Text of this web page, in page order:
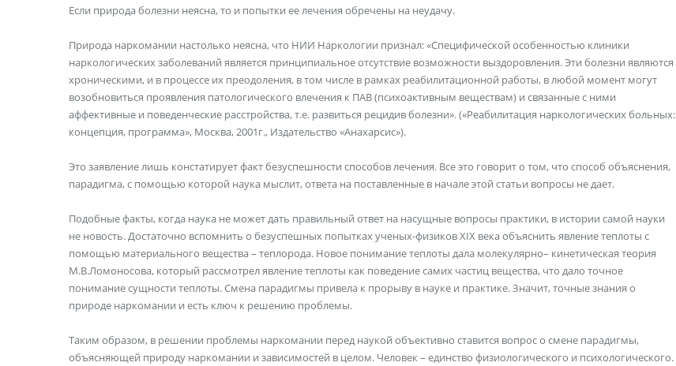
Если природа болезни неясна, то и попытки ее лечения обречены на неудачу.
Природа наркомании настолько неясна, что НИИ Наркологии признал: «Специфической особенностью клиники
наркологических заболеваний является принципиальное отсутствие возможности выздоровления. Эти болезни являются
хроническими, и в процессе их преодоления, в том числе в рамках реабилитационной работы, в любой момент могут
возобновиться проявления патологического влечения к ПАВ (психоактивным веществам) и связанные с ними
аффективные и поведенческие расстройства, т.е. развиться рецидив болезни». («Реабилитация наркологических больных:
концепция, программа», Москва, 2001г., Издательство «Анахарсис»).
Это заявление лишь констатирует факт безуспешности способов лечения. Все это говорит о том, что способ объяснения,
парадигма, с помощью которой наука мыслит, ответа на поставленные в начале этой статьи вопросы не дает.
Подобные факты, когда наука не может дать правильный ответ на насущные вопросы практики, в истории самой науки
не новость. Достаточно вспомнить о безуспешных попытках ученых-физиков ХIХ века объяснить явление теплоты с
помощью материального вещества – теплорода. Новое понимание теплоты дала молекулярно– кинетическая теория
М.В.Ломоносова, который рассмотрел явление теплоты как поведение самих частиц вещества, что дало точное
понимание сущности теплоты. Смена парадигмы привела к прорыву в науке и практике. Значит, точные знания о
природе наркомании и есть ключ к решению проблемы.
Таким образом, в решении проблемы наркомании перед наукой объективно ставится вопрос о смене парадигмы,
объясняющей природу наркомании и зависимостей в целом. Человек – единство физиологического и психологического.